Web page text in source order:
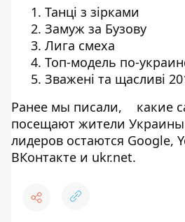
Танці з зірками
Замуж за Бузову
Лига смеха
Топ-модель по-
Зважені та щасливі
Ранее мы писали,
какие
посещают жители Украины
лидеров остаются Google,
ВКонтакте и ukr.net.